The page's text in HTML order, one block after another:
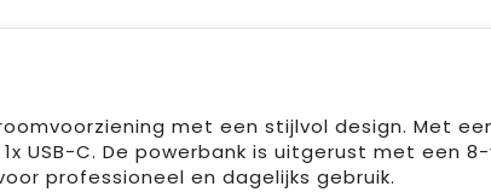
met een stijlvol design. Met
USB-C. De powerbank is uitgerust met een
professioneel en dagelijks gebruik.